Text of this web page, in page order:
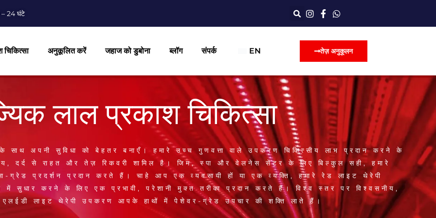
– 24 घंटे
चिकित्सा अनुकूलित करें जहाज को डुबोना ब्लॉग संपर्क EN तेज़ अनुकूलन
लाल प्रकाश चिकित्सा
साथ अपनी सुविधा को बेहतर बनाएँ। हमारे उच्च गुणवत्ता वाले उपकरण चिकित्सीय लाभ प्रदान करने के
दर्द से राहत और तेज़ रिकवरी शामिल है। जिम, स्पा और वेलनेस सेंटर के लिए बिल्कुल सही, हमारे
ग्रेड प्रदर्शन प्रदान करते हैं। चाहे आप एक व्यवसायी हों या एक व्यक्ति, हमारे रेड लाइट थेरेपी
सुधार करने के लिए एक प्रभावी, परेशानी मुक्त तरीका प्रदान करते हैं। विश्व स्तर पर विश्वसनीय,
लाइट थेरेपी उपकरण आपके हाथों में पेशेवर-ग्रेड उपचार की शक्ति लाते हैं।